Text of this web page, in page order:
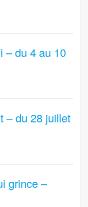
– du 4 au 10
– du 28 juillet
grince –